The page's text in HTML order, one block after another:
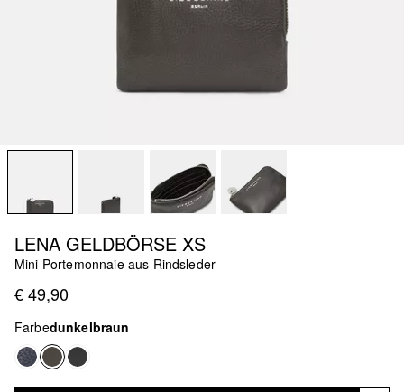
LENA GELDBÖRSE XS
Mini Portemonnaie aus Rindsleder
€ 49,90
Farbedunkelbraun